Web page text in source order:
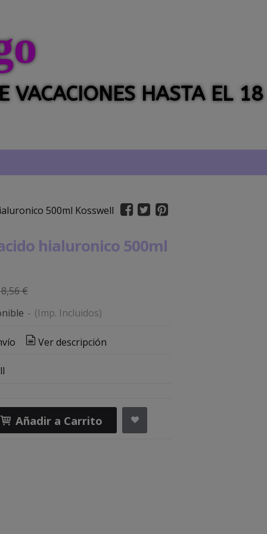
HASTA EL 18
500ml Kosswell
hialuronico 500ml
€
- (Imp. Incluidos)
Ver descripción
Añadir a Carrito